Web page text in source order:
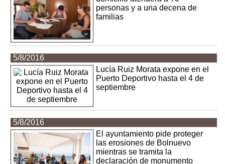
personas y a una decena de
familias
5/8/2016
Lucía Ruiz Morata expone en el
Puerto Deportivo hasta el 4 de
septiembre
5/8/2016
El ayuntamiento pide proteger
las erosiones de Bolnuevo
mientras se tramita la
declaración de monumento